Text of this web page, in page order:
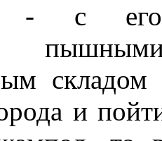
- с его
и